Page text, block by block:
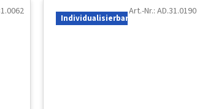
Individualisierbar
Art.-Nr.: AD.31.0190